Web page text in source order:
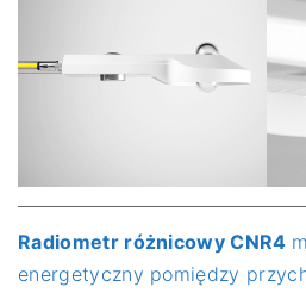
Radiometr różnicowy CNR4
energetyczny pomiędzy